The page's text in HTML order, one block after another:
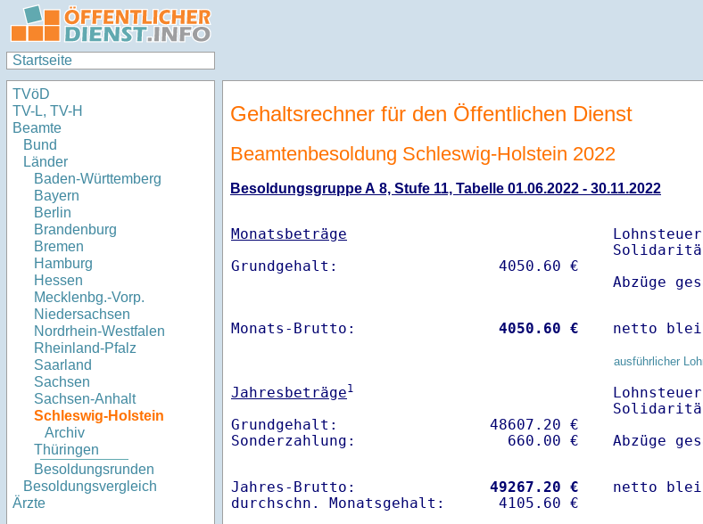
Startseite
TVöD
TV-L, TV-H
Beamte
Bund
Länder
Baden-Württemberg
Bayern
Berlin
Brandenburg
Bremen
Hamburg
Hessen
Mecklenbg.-Vorp.
Niedersachsen
Nordrhein-Westfalen
Rheinland-Pfalz
Saarland
Sachsen
Sachsen-Anhalt
Schleswig-Holstein
Archiv
Thüringen
Besoldungsrunden
Besoldungsvergleich
Ärzte
Gehaltsrechner für den Öffentlichen Dienst
Beamtenbesoldung Schleswig-Holstein 2022
Besoldungsgruppe A 8, Stufe 11, Tabelle 01.06.2022 - 30.11.2022
Monatsbeträge
Abzüge
Monats-Brutto: 4050.60 € netto
ausführlicher
Jahresbeträge1
Grundgehalt:                 48607.20 €
Abzüge
Jahres-Brutto: 49267.20 €
netto